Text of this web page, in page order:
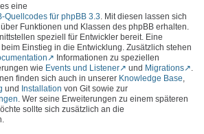
eine
Quellcodes für phpBB 3.3. Mit diesen lassen sich
Funktionen und Klassen des phpBB erhalten.
speziell für Entwickler bereit. Eine
beim Einstieg in die Entwicklung. Zusätzlich stehen
Informationen zu speziellen
wie Events und Listener und Migrations
.
finden sich auch in unserer Knowledge Base,
und Installation von Git sowie zur
. Wer seine Erweiterungen zu einem späteren
sollte sich zusätzlich an die